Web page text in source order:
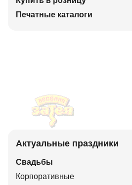
Печатные каталоги
Актуальные праздники
Свадьбы
Корпоративные